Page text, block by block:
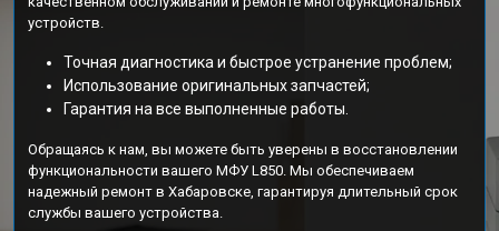
устройств.
Точная диагностика и быстрое устранение проблем;
Использование оригинальных запчастей;
Гарантия на все выполненные работы.
Обращаясь к нам, вы можете быть уверены в восстановлении
функциональности вашего МФУ L850. Мы обеспечиваем
надежный ремонт в Хабаровске, гарантируя длительный срок
службы вашего устройства.